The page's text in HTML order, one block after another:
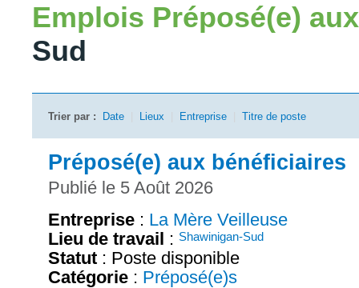
Emplois Préposé(e)
Sud
Trier par : Date Lieux Entreprise Titre de poste
Préposé(e) aux bénéficiaires
Publié le 5 Août 2026
Entreprise : La Mère Veilleuse
Lieu de travail : Shawinigan-Sud
Statut : Poste disponible
Catégorie : Préposé(e)s